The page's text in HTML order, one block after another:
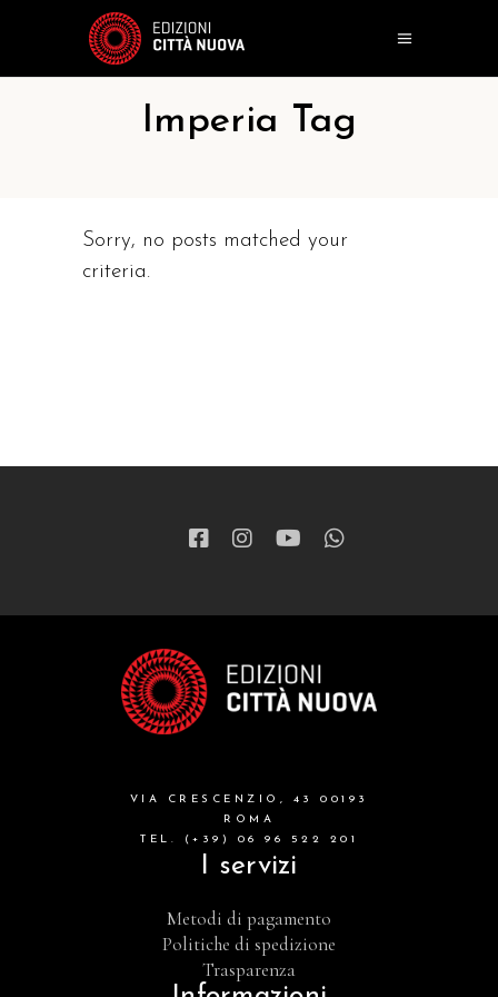
Imperia Tag
Sorry, no posts matched your
criteria.
VIA CRESCENZIO, 43 00193
ROMA
TEL. (+39) 06 96 522 201
I servizi
Metodi di pagamento
Politiche di spedizione
Trasparenza